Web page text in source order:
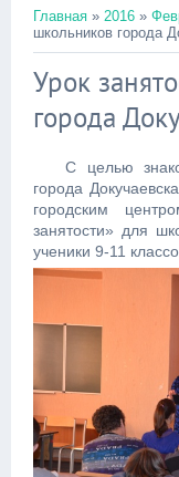
Главная » 2016 »
школьников города
Урок
города
С целью
города
городским
занятости» для
ученики 9-11